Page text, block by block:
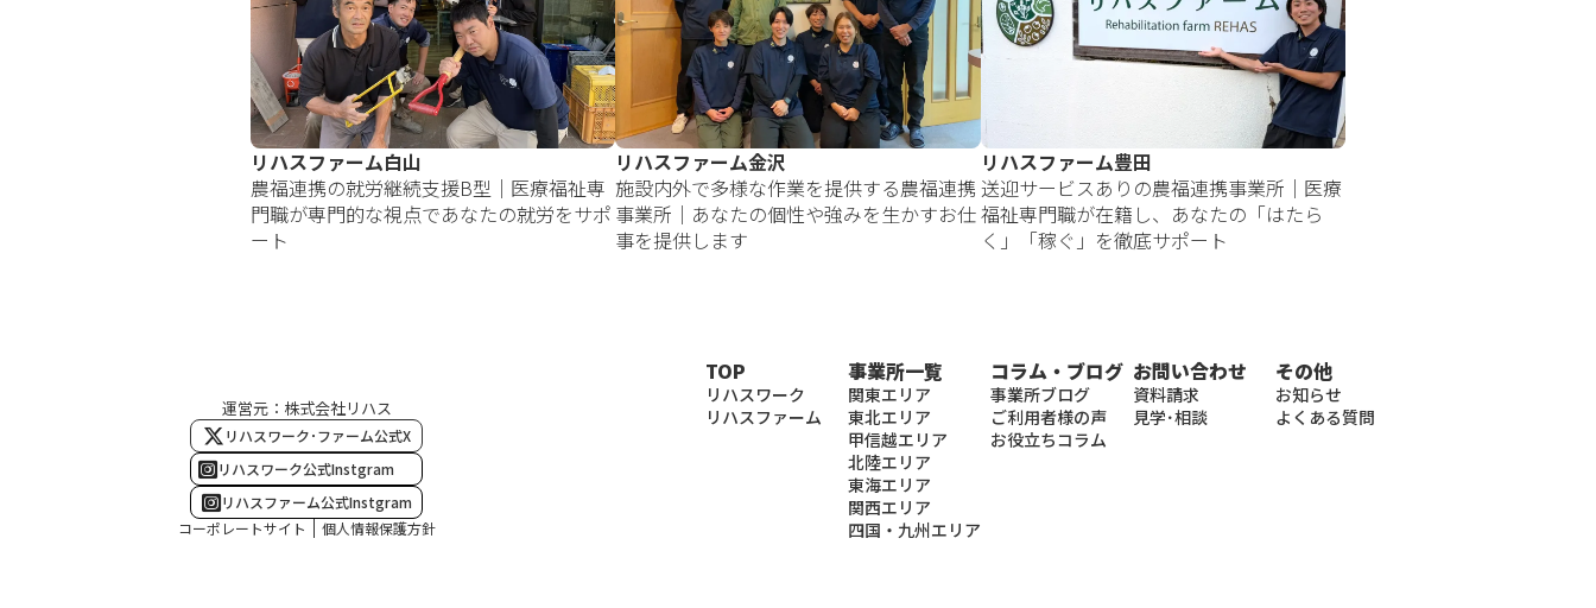
リハスファーム白山
農福連携の就労継続支援B型｜医療福祉専
門職が専門的な視点であなたの就労をサポ
ート
リハスファーム金沢
施設内外で多様な作業を提供する農福連携
事業所｜あなたの個性や強みを生かすお仕
事を提供します
リハスファーム豊田
送迎サービスありの農福連携事業所｜医療
福祉専門職が在籍し、あなたの「はたら
く」「稼ぐ」を徹底サポート
運営元：株式会社リハス
リハスワーク･ファーム公式X
リハスワーク公式Instgram
リハスファーム公式Instgram
コーポレートサイト
個人情報保護方針
TOP
リハスワーク
リハスファーム
事業所一覧
関東エリア
東北エリア
甲信越エリア
北陸エリア
東海エリア
関西エリア
四国・九州エリア
コラム・ブログ
事業所ブログ
ご利用者様の声
お役立ちコラム
お問い合わせ
資料請求
見学･相談
その他
お知らせ
よくある質問